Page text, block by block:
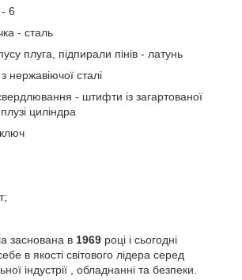
- 6
- сталь
плуга, підпирали пінів - латунь
нержавіючої сталі
- штифти із загартованої
циліндра
заснована в 1969 році і сьогодні
в якості світового лідера серед
індустрії , обладнанні та безпеки.